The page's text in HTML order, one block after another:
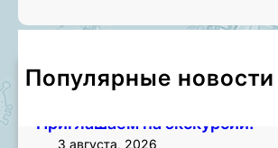
Популярные новости
Чем занять лето? Начните с
Приглашаем на экскурсии!
3 августа, 2026